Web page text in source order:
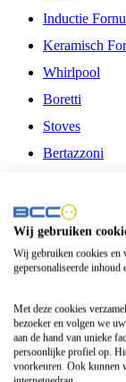
Inductie
Keramisch
Whirlpool
Boretti
Stoves
Bertazzoni
Fitelli
Airfryer
Frituurpan
Contactgrill
Broodrooster
Wij gebruiken
Wij gebruiken cookies en
gepersonaliseerde inhoud
Met deze cookies
bezoeker en volgen we
aan de hand van unieke
persoonlijke profiel op.
voorkeuren. Ook kunnen